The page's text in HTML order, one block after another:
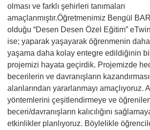
olması ve farklı şehirleri tanımaları
amaçlanmıştır.Öğretmenimiz Bengül
olduğu “Desen Desen Özel Eğitim”
ise; yaparak yaşayarak öğrenmenin daha
yaşama daha kolay entegre edildiğinin
projemizi hayata geçirdik. Projemizde
becerilerin ve davranışların
alanlarından yararlanmayı amaçlıyoruz.
yöntemlerini çeşitlendirmeye ve
beceri/davranışların kalıcılığını
etkinlikler planlıyoruz. Böylelikle